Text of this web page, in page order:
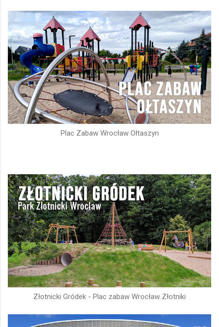
Plac Zabaw Wrocław Ołtaszyn
Złotnicki Gródek - Plac zabaw Wrocław Złotniki